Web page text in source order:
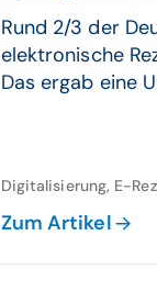
Rund 2/3 der
elektronische
Das ergab eine
Digitalisierung, E-
Zum Artikel